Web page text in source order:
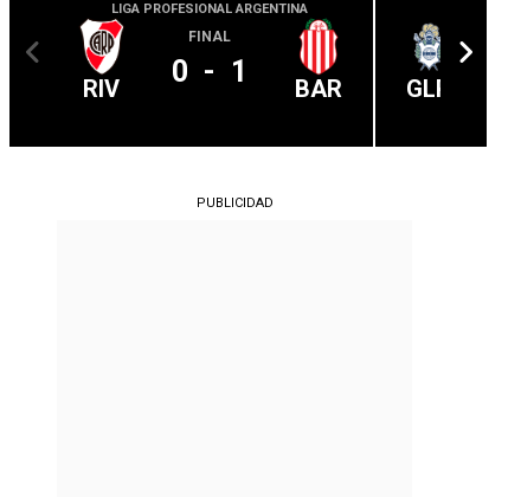
LIGA PROFESIONAL ARGENTINA
RIV
FINAL
0 - 1 BAR GLP
PUBLICIDAD